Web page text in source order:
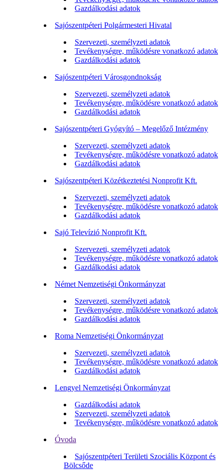
Gazdálkodási adatok
Sajószentpéteri Polgármesteri Hivatal
Szervezeti, személyzeti adatok
Tevékenységre, működésre vonatkozó adatok
Gazdálkodási adatok
Sajószentpéteri Városgondnokság
Szervezeti, személyzeti adatok
Tevékenységre, működésre vonatkozó adatok
Gazdálkodási adatok
Sajószentpéteri Gyógyító – Megelőző Intézmény
Szervezeti, személyzeti adatok
Tevékenységre, működésre vonatkozó adatok
Gazdálkodási adatok
Sajószentpéteri Közétkeztetési Nonprofit Kft.
Szervezeti, személyzeti adatok
Tevékenységre, működésre vonatkozó adatok
Gazdálkodási adatok
Sajó Televízió Nonprofit Kft.
Szervezeti, személyzeti adatok
Tevékenységre, működésre vonatkozó adatok
Gazdálkodási adatok
Német Nemzetiségi Önkormányzat
Szervezeti, személyzeti adatok
Tevékenységre, működésre vonatkozó adatok
Gazdálkodási adatok
Roma Nemzetiségi Önkormányzat
Szervezeti, személyzeti adatok
Tevékenységre, működésre vonatkozó adatok
Gazdálkodási adatok
Lengyel Nemzetiségi Önkormányzat
Gazdálkodási adatok
Szervezeti, személyzeti adatok
Tevékenységre, működésre vonatkozó adatok
Óvoda
Sajószentpéteri Területi Szociális Központ és
Bölcsőde